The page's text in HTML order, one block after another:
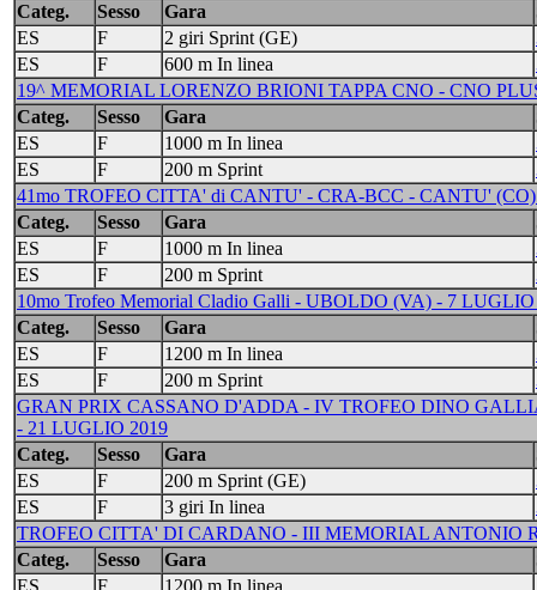
Categ.
Sesso Gara
ES
F 2 giri Sprint (GE)
ES
F 600 m In linea
19^ MEMORIAL LORENZO BRIONI TAPPA CNO - CNO
Categ.
Sesso Gara
ES
F 1000 m In linea
ES
F 200 m Sprint
41mo TROFEO CITTA' di CANTU' - CRA-BCC - CANTU'
Categ.
Sesso Gara
ES
F 1000 m In linea
ES
F 200 m Sprint
10mo Trofeo Memorial Cladio Galli - UBOLDO (VA) - 7 LUGLIO
Categ.
Sesso Gara
ES
F 1200 m In linea
ES
F 200 m Sprint
GRAN PRIX CASSANO D'ADDA - IV TROFEO DINO
- 21 LUGLIO 2019
Categ.
Sesso Gara
ES
F 200 m Sprint (GE)
ES
F 3 giri In linea
TROFEO CITTA' DI CARDANO - III MEMORIAL ANTONIO
Categ.
Sesso Gara
ES
F 1200 m In linea